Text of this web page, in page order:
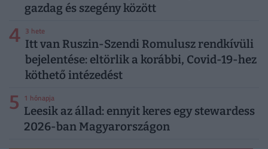
gazdag és szegény között
4 3 hete
Itt van Ruszin-Szendi Romulusz rendkívüli
bejelentése: eltörlik a korábbi, Covid-19-hez
köthető intézedést
5 1 hónapja
Leesik az állad: ennyit keres egy stewardess
2026-ban Magyarországon